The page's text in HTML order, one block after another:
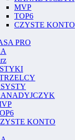
MVP
TOP6
CZYSTE KONTO
PRO
KONTO